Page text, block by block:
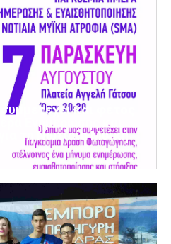
και φέτος
Ενημέρωσης και
τη Νωτιαία Μυϊκή